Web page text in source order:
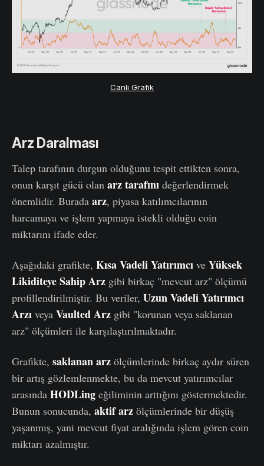
Canlı Grafik
Arz Daralması
Talep tarafının durgun olduğunu tespit ettikten sonra,
onun karşıt gücü olan arz tarafını değerlendirmek
önemlidir. Burada arz, piyasa katılımcılarının
harcamaya ve işlem yapmaya istekli olduğu coin
miktarını ifade eder.
Aşağıdaki grafikte, Kısa Vadeli Yatırımcı ve Yüksek
Likiditeye Sahip Arz gibi birkaç "mevcut arz" ölçümü
profillendirilmiştir. Bu veriler, Uzun Vadeli Yatırımcı
Arzı veya Vaulted Arz gibi "korunan veya saklanan
arz" ölçümleri ile karşılaştırılmaktadır.
Grafikte, saklanan arz ölçümlerinde birkaç aydır süren
bir artış gözlemlenmekte, bu da mevcut yatırımcılar
arasında HODLing eğiliminin arttığını göstermektedir.
Bunun sonucunda, aktif arz ölçümlerinde bir düşüş
yaşanmış, yani mevcut fiyat aralığında işlem gören coin
miktarı azalmıştır.